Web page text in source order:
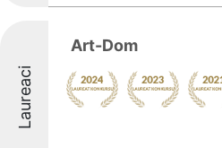
Laureaci
Art-Dom